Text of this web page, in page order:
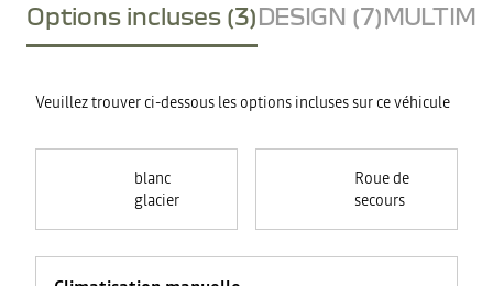
Options incluses (3)DESIGN (7)
Veuillez trouver ci-dessous les options incluses sur ce véhicule
blanc
glacier
Roue de
secours